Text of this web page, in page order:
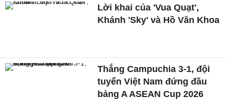
Lời khai của 'Vua Quạt',
Khánh 'Sky' và Hồ Văn Khoa
Thắng Campuchia 3-1, đội
tuyển Việt Nam đứng đầu
bảng A ASEAN Cup 2026